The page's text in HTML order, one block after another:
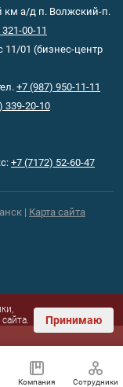
км а/д п. Волжский-п.
00-11
01 (бизнес-центр
+7 (987) 950-11-11
339-20-10
+7 (7172) 52-60-47
| Карта сайта
Компания Сотрудники
Принимаю